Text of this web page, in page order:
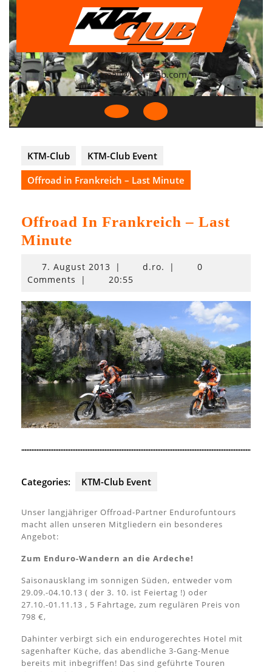
Skip
to
content
mail@ktm-club.com
Open
KTM-Club
KTM-Club Event
Offroad in Frankreich – Last Minute
Offroad In Frankreich – Last
Minute
7. August 20137.
August
| d.ro. |
0
Comments
| 20:55
Categories: KTM-Club Event
Unser langjähriger Offroad-Partner Endurofuntours
macht allen unseren Mitgliedern ein besonderes
Angebot:
Zum Enduro-Wandern an die Ardeche!
Saisonausklang im sonnigen Süden, entweder vom
29.09.-04.10.13 ( der 3. 10. ist Feiertag !) oder
27.10.-01.11.13 , 5 Fahrtage, zum regulären Preis von
798 €,
Dahinter verbirgt sich ein endurogerechtes Hotel mit
sagenhafter Küche, das abendliche 3-Gang-Menue
bereits mit inbegriffen! Das sind geführte Touren